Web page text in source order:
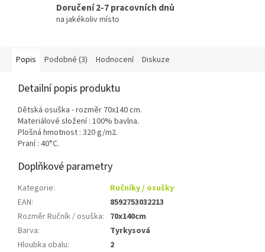
Doručení 2-7 pracovních dnů
na jakékoliv místo
Popis Podobné (3) Hodnocení Diskuze
Detailní popis produktu
Dětská osuška - rozměr 70x140 cm.
Materiálové složení : 100% bavlna.
Plošná hmotnost : 320 g/m2.
Praní : 40°C.
Doplňkové parametry
Kategorie:
Ručníky / osušky
EAN:
8592753032213
Rozměr Ručník / osuška: 70x140cm
Barva:
Tyrkysová
Hloubka obalu:
2